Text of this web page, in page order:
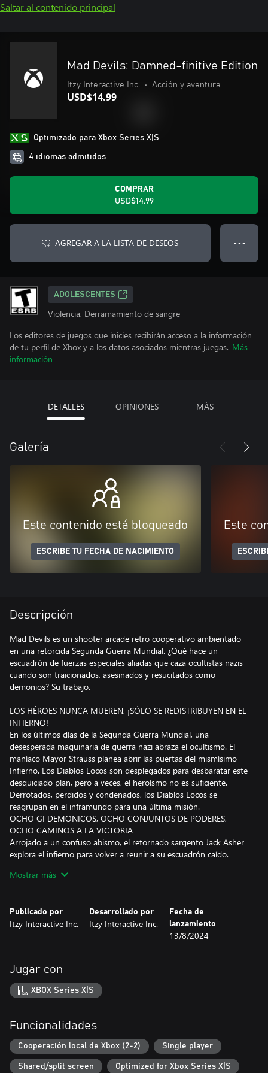
Saltar al contenido principal
Mad Devils: Damned-finitive Edition
Itzy Interactive Inc. • Acción y aventura
USD$14.99
Optimizado para Xbox Series X|S
4 idiomas admitidos
COMPRAR
USD$14.99
AGREGAR A LA LISTA DE DESEOS ● ● ●
ADOLESCENTES
Violencia, Derramamiento de sangre
Los editores de juegos que inicies recibirán acceso a la información
de tu perfil de Xbox y a los datos asociados mientras juegas. Más
información
DETALLES OPINIONES MÁS
Galería
Este contenido está bloqueado
ESCRIBE TU FECHA DE NACIMIENTO
Este
Descripción
Mad Devils es un shooter arcade retro cooperativo ambientado
en una retorcida Segunda Guerra Mundial. ¿Qué hace un
escuadrón de fuerzas especiales aliadas que caza ocultistas nazis
cuando son traicionados, asesinados y resucitados como
demonios? Su trabajo.
LOS HÉROES NUNCA MUEREN, ¡SÓLO SE REDISTRIBUYEN EN EL
INFIERNO!
En los últimos días de la Segunda Guerra Mundial, una
desesperada maquinaria de guerra nazi abraza el ocultismo. El
maníaco Mayor Strauss planea abrir las puertas del mismísimo
Infierno. Los Diablos Locos son desplegados para desbaratar este
desquiciado plan, pero a veces, el heroísmo no es suficiente.
Derrotados, perdidos y condenados, los Diablos Locos se
reagrupan en el inframundo para una última misión.
OCHO GI DEMONICOS, OCHO CONJUNTOS DE PODERES,
OCHO CAMINOS A LA VICTORIA
Arrojado a un confuso abismo, el retornado sargento Jack Asher
explora el infierno para volver a reunir a su escuadrón caído.
dotado de poderes demoníacos. Su experto equipo está ahora
COMBATE EL FUEGO CON FUEGO INFERNAL
Necesitarás algo más que armas para aplastar las ambiciones
puedas conseguir y suficiente magia para iluminar el vacío estigio.
Recoge cristales demoníacos para potenciar tus armas, desarrollar
tus poderes y ganar experiencia a través de la violencia.
El inframundo es un lugar extraño y variado. Grandes partes son
del mundo mortal, densas de asfixiante maleza, heladas por
sombríos vientos o fortificadas por malditas legiones nazis.
Mostrar más
Publicado por
Itzy Interactive Inc.
Desarrollado por
Itzy Interactive Inc.
Fecha de
lanzamiento
13/8/2024
Jugar con
XBOX Series X|S
Funcionalidades
Cooperación local de Xbox (2-2) Single player
Shared/split screen Optimized for Xbox Series X|S